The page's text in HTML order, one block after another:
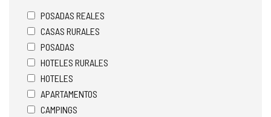
POSADAS REALES
CASAS RURALES
POSADAS
HOTELES RURALES
HOTELES
APARTAMENTOS
CAMPINGS